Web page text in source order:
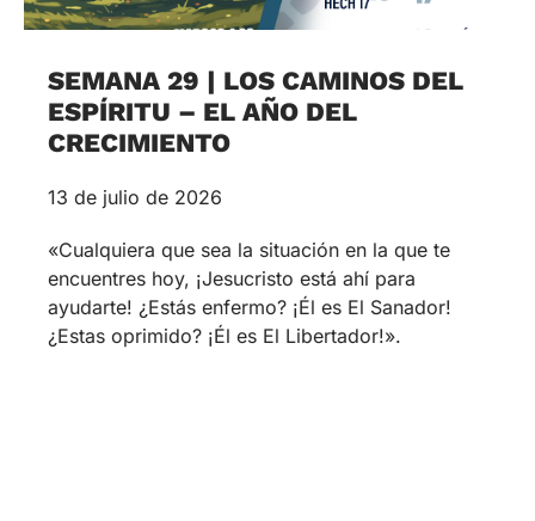
SEMANA 29 | LOS CAMINOS DEL
ESPÍRITU – EL AÑO DEL
CRECIMIENTO
13 de julio de 2026
«Cualquiera que sea la situación en la que te
encuentres hoy, ¡Jesucristo está ahí para
ayudarte! ¿Estás enfermo? ¡Él es El Sanador!
¿Estas oprimido? ¡Él es El Libertador!».